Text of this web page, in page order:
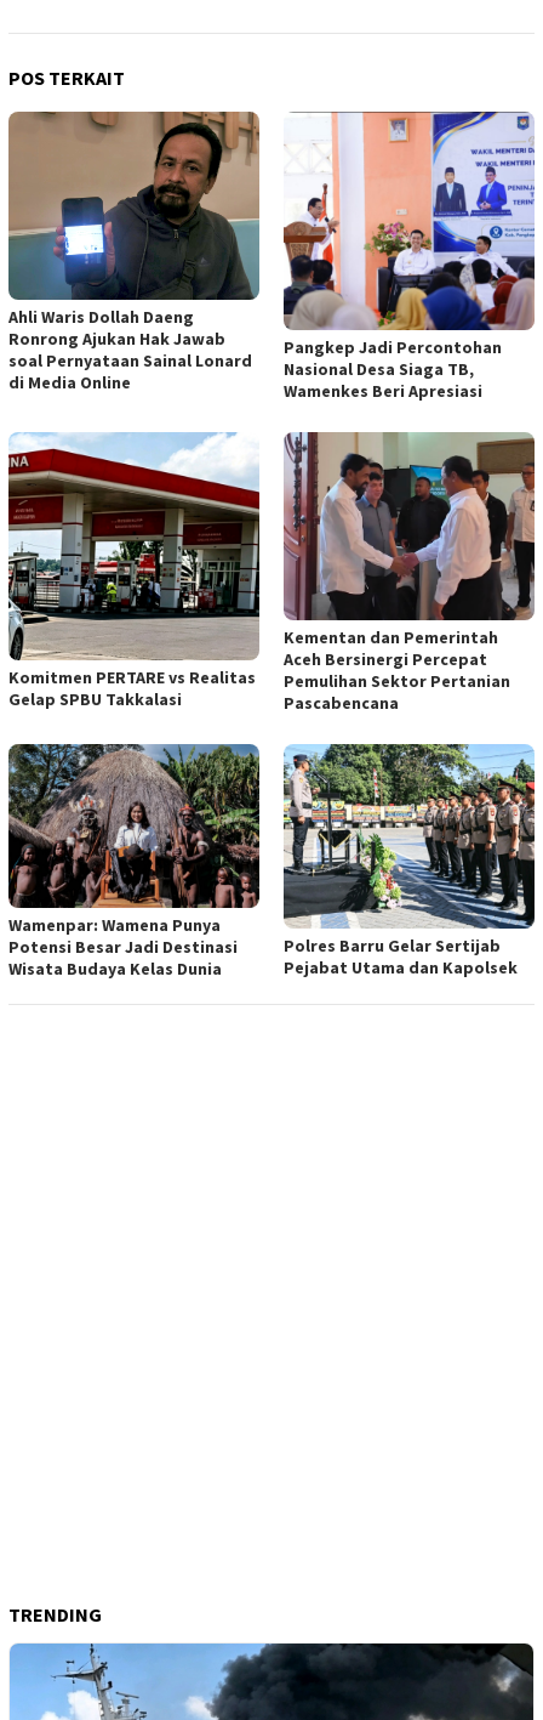
POS TERKAIT
Ahli Waris Dollah Daeng
Ronrong Ajukan Hak Jawab
soal Pernyataan Sainal Lonard
di Media Online
Pangkep Jadi Percontohan
Nasional Desa Siaga TB,
Wamenkes Beri Apresiasi
Komitmen PERTARE vs Realitas
Gelap SPBU Takkalasi
Kementan dan Pemerintah
Aceh Bersinergi Percepat
Pemulihan Sektor Pertanian
Pascabencana
Wamenpar: Wamena Punya
Potensi Besar Jadi Destinasi
Wisata Budaya Kelas Dunia
Polres Barru Gelar Sertijab
Pejabat Utama dan Kapolsek
TRENDING